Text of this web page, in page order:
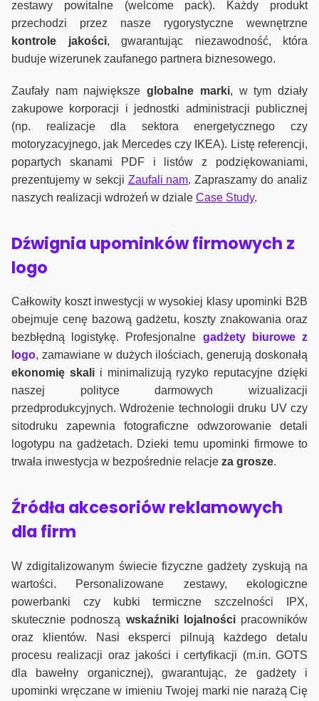
zestawy powitalne (welcome pack). Każdy produkt
przechodzi przez nasze rygorystyczne wewnętrzne
kontrole jakości, gwarantując niezawodność, która
buduje wizerunek zaufanego partnera biznesowego.
Zaufały nam największeglobalne marki, w tym działy
zakupowe korporacji i jednostki administracji publicznej
(np. realizacje dla sektora energetycznego czy
motoryzacyjnego, jak Mercedes czy IKEA). Listę referencji,
popartych skanami PDF i listów z podziękowaniami,
prezentujemy w sekcji Zaufali nam. Zapraszamy do analiz
naszych realizacji wdrożeń w dziale Case Study.
Dźwignia upominków firmowych z
logo
Całkowity koszt inwestycji w wysokiej klasy upominki B2B
obejmuje cenę bazową gadżetu, koszty znakowania oraz
bezbłędną logistykę. Profesjonalne gadżety biurowe z
logo, zamawiane w dużych ilościach, generują doskonałą
ekonomię skalii minimalizują ryzyko reputacyjne dzięki
naszej polityce darmowych wizualizacji
przedprodukcyjnych. Wdrożenie technologii druku UV czy
sitodruku zapewnia fotograficzne odwzorowanie detali
logotypu na gadżetach. Dzieki temu upominki firmowe to
trwała inwestycja w bezpośrednie relacje za grosze.
Źródła akcesoriów reklamowych
dla firm
W zdigitalizowanym świecie fizyczne gadżety zyskują na
wartości. Personalizowane zestawy, ekologiczne
powerbanki czy kubki termiczne szczelności IPX,
skutecznie podnoszą wskaźniki lojalnościpracowników
oraz klientów. Nasi eksperci pilnują każdego detalu
procesu realizacji oraz jakości i certyfikacji (m.in. GOTS
dla bawełny organicznej), gwarantując, że gadżety i
upominki wręczane w imieniu Twojej marki nie narażą Cię